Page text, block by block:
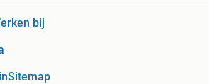
bij
Sitemap